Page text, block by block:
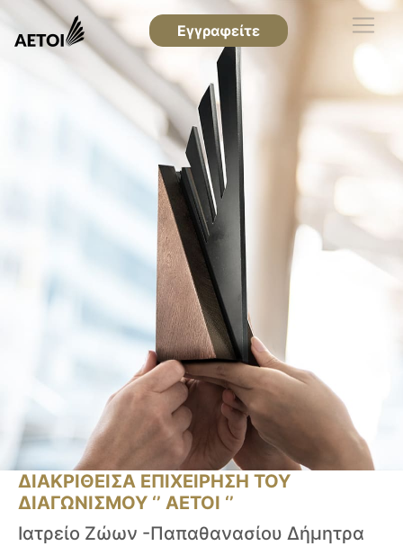
Εγγραφείτε
ΔΙΑΚΡΙΘΕΙΣΑ ΕΠΙΧΕΙΡΗΣΗ ΤΟΥ
ΔΙΑΓΩΝΙΣΜΟΥ ‘’ ΑΕΤΟΙ ‘’
Ιατρείο Ζώων -Παπαθανασίου Δήμητρα